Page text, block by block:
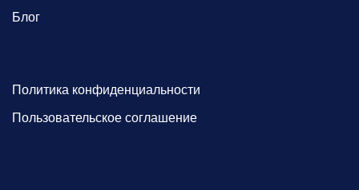
Блог
Политика конфиденциальности
Пользовательское соглашение